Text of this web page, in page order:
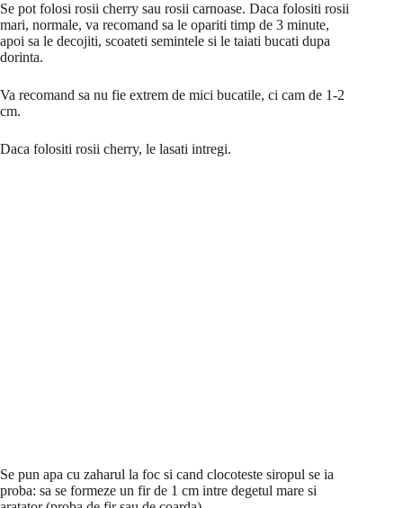
Se pot folosi rosii cherry sau rosii carnoase. Daca folositi rosii
mari, normale, va recomand sa le opariti timp de 3 minute,
apoi sa le decojiti, scoateti semintele si le taiati bucati dupa
dorinta.
Va recomand sa nu fie extrem de mici bucatile, ci cam de 1-2
cm.
Daca folositi rosii cherry, le lasati intregi.
Se pun apa cu zaharul la foc si cand clocoteste siropul se ia
proba: sa se formeze un fir de 1 cm intre degetul mare si